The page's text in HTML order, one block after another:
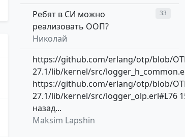
Ребят в СИ можно
реализовать ООП?
Николай
33
https://github.com/erlang/otp/blob/
27.1/lib/kernel/src/
https://github.com/erlang/otp/blob/
27.1/lib/kernel/src/logger_olp.erl#L76
назад...
Maksim Lapshin